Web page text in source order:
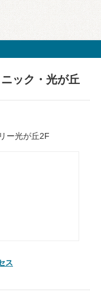
ック・光が丘
ー光が丘2F
ス